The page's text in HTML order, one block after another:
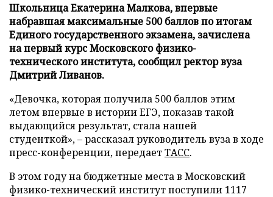
Школьница Екатерина Малкова, впервые
набравшая максимальные 500 баллов по итогам
Единого государственного экзамена, зачислена
на первый курс Московского физико-
технического института, сообщил ректор вуза
Дмитрий Ливанов.
«Девочка, которая получила 500 баллов этим
летом впервые в истории ЕГЭ, показав такой
выдающийся результат, стала нашей
студенткой», – рассказал руководитель вуза в ходе
пресс-конференции, передаетТАСС.
В этом году на бюджетные места в Московский
физико-технический институт поступили 1117